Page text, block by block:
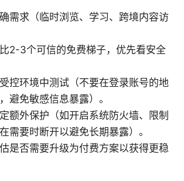
需求（临时浏览、学习、跨境内容访
2-3个可信的免费梯子，优先看安全
控环境中测试（不要在登录账号的地
避免敏感信息暴露）。
额外保护（如开启系统防火墙、限制
需要时断开以避免长期暴露）。
是否需要升级为付费方案以获得更稳